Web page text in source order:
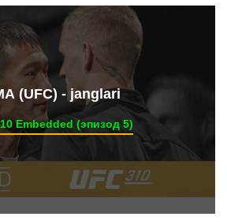
(UFC) - janglari
Embedded (эпизод 5)